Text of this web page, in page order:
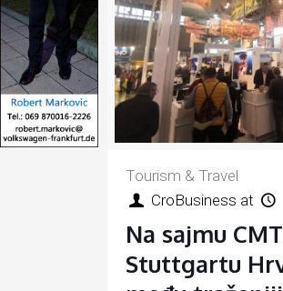
Tourism & Travel
CroBusiness at
Na sajmu
Stuttgartu